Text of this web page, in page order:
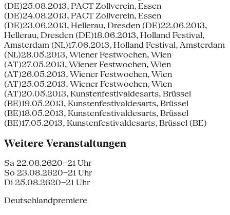
(DE)25.08.2013, PACT Zollverein, Essen
(DE)24.08.2013, PACT Zollverein, Essen
(DE)23.06.2013, Hellerau, Dresden (DE)22.06.2013,
Hellerau, Dresden (DE)18.06.2013, Holland Festival,
Amsterdam (NL)17.06.2013, Holland Festival, Amsterdam
(NL)28.05.2013, Wiener Festwochen, Wien
(AT)27.05.2013, Wiener Festwochen, Wien
(AT)26.05.2013, Wiener Festwochen, Wien
(AT)25.05.2013, Wiener Festwochen, Wien
(AT)20.05.2013, Kunstenfestivaldesarts, Brüssel
(BE)19.05.2013, Kunstenfestivaldesarts, Brüssel
(BE)18.05.2013, Kunstenfestivaldesarts, Brüssel
(BE)17.05.2013, Kunstenfestivaldesarts, Brüssel (BE)
Weitere Veranstaltungen
Sa 22.08.2620–21 Uhr
So 23.08.2620–21 Uhr
Di 25.08.2620–21 Uhr
Deutschlandpremiere